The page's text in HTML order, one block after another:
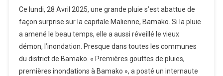
Ce lundi, 28 Avril 2025, une grande pluie s’est abattue de
façon surprise sur la capitale Malienne, Bamako. Si la pluie
a amené le beau temps, elle a aussi réveillé le vieux
démon, l’inondation. Presque dans toutes les communes
du district de Bamako. « Premières gouttes de pluies,
premières inondations à Bamako », a posté un internaute